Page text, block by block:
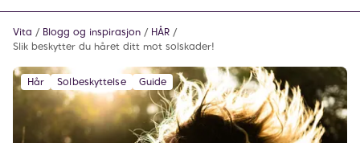
Vita Blogg og inspirasjon
HÅR
Slik beskytter du håret ditt mot solskader!
Hår Solbeskyttelse Guide